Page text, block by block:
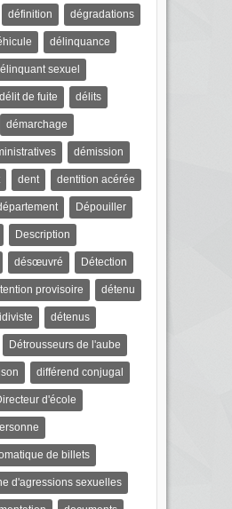
définition dégradations
délinquance
sexuel
délit de fuite délits
démarchage
démission
dent dentition acérée
Dépouiller
Description
désœuvré Détection
provisoire détenu
détenus
Détrousseurs de l'aube
différend conjugal
d'école
de billets
d'agressions sexuelles